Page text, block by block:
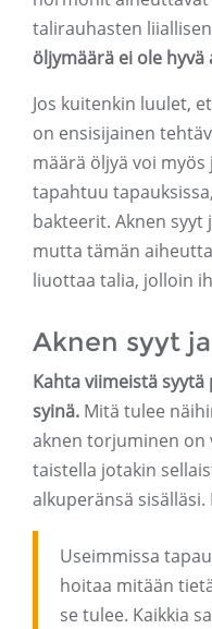
talirauhasten
öljymäärä ei ole hyvä
Jos kuitenkin luulet,
on ensisijainen
määrä öljyä voi myös
tapahtuu
bakteerit. Aknen syyt
mutta tämän
liuottaa talia, jolloin
Aknen syyt
Kahta viimeistä
syinä. Mitä tulee
aknen torjuminen on
taistella jotakin
alkuperänsä
Useimmissa
hoitaa mitään
se tulee. Kaikkia